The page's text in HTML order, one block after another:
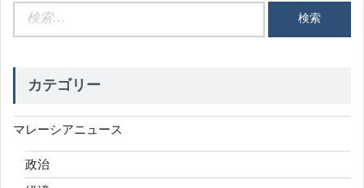
カテゴリー
マレーシアニュース
政治